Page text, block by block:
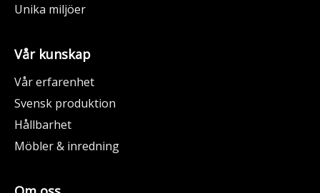
Unika miljöer
Vår kunskap
Vår erfarenhet
Svensk produktion
Hållbarhet
Möbler & inredning